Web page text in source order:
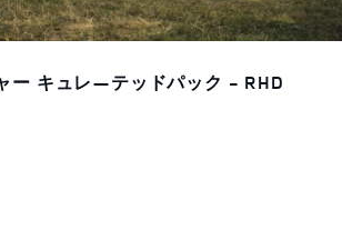
ー キュレ―テッドパック - RHD